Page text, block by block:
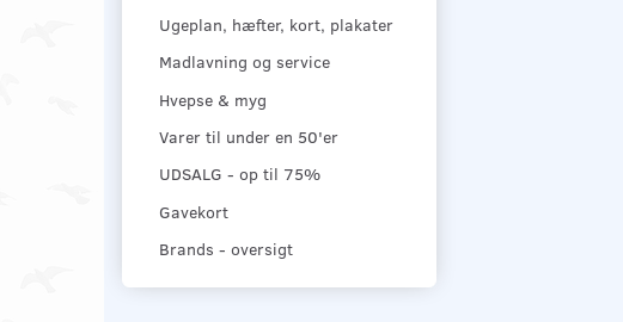
Ugeplan, hæfter, kort, plakater
Madlavning og service
Hvepse & myg
Varer til under en 50'er
UDSALG - op til 75%
Gavekort
Brands - oversigt